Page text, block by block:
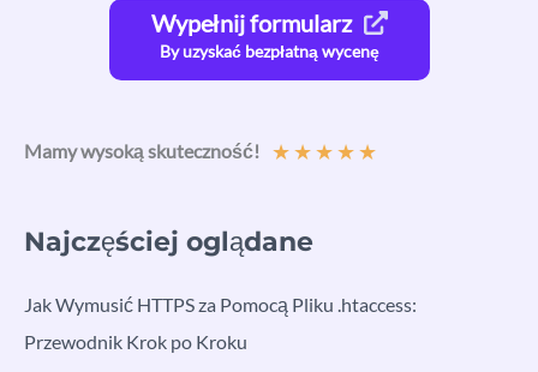
Wypełnij formularz
By uzyskać bezpłatną wycenę
Mamy wysoką skuteczność! ★★★★★
Najczęściej oglądane
Jak Wymusić HTTPS za Pomocą Pliku .htaccess:
Przewodnik Krok po Kroku